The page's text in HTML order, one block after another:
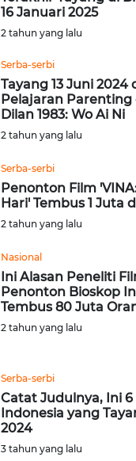
16 Januari 2025
2 tahun yang lalu
Serba-serbi
Tayang 13 Juni 2024
Pelajaran Parenting
Dilan 1983: Wo Ai Ni
2 tahun yang lalu
Serba-serbi
Penonton Film
Hari' Tembus 1 Juta
2 tahun yang lalu
Nasional
Ini Alasan Peneliti
Penonton Bioskop
Tembus 80 Juta
2 tahun yang lalu
Serba-serbi
Catat Judulnya, Ini
Indonesia yang
2024
3 tahun yang lalu